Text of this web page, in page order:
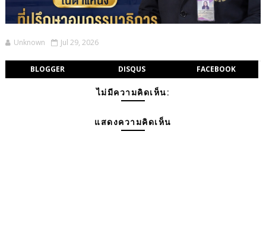
Unknown Jul 29, 2026
BLOGGER DISQUS FACEBOOK
ไม่มีความคิดเห็น:
แสดงความคิดเห็น